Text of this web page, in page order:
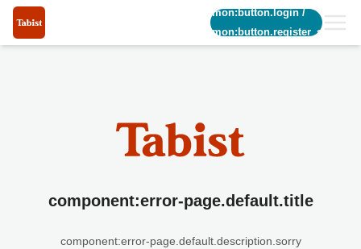
common:button.login/
common:button.register_short
component:error-page.default.title
component:error-page.default.description.sorry